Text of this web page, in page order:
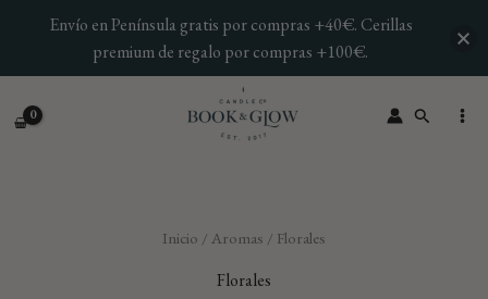
Buscar
Inicio / Aromas / Florales
Florales
Envío en Península gratis por compras +40€. Cerillas
premium de regalo por compras +100€.